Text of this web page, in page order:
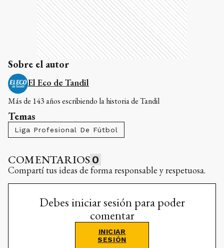
Sobre el autor
El Eco de Tandil
Más de 143 años escribiendo la historia de Tandil
Temas
Liga Profesional De Fútbol
COMENTARIOS 0
Compartí tus ideas de forma responsable y respetuosa.
Debes iniciar sesión para poder
comentar
INICIAR
SESIÓN